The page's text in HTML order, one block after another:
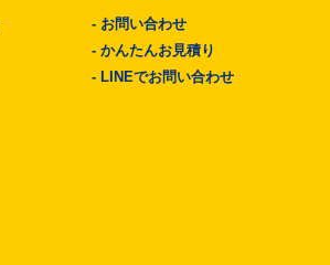
- お問い合わせ
-かんたんお見積り
- LINEでお問い合わせ